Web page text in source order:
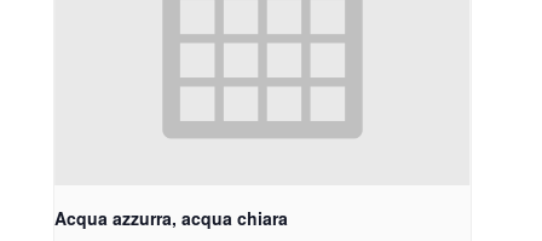
Acqua azzurra, acqua chiara